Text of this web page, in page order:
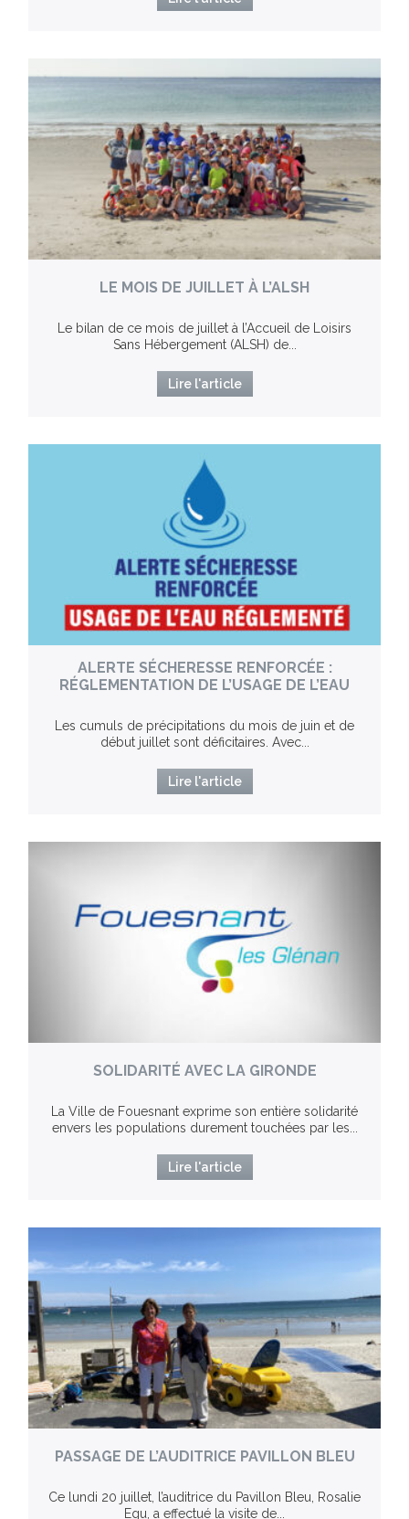
LE MOIS DE JUILLET À L’ALSH
Le bilan de ce mois de juillet à l’Accueil de Loisirs
Sans Hébergement (ALSH) de...
Lire l'article
ALERTE SÉCHERESSE RENFORCÉE :
RÉGLEMENTATION DE L’USAGE DE L’EAU
Les cumuls de précipitations du mois de juin et de
début juillet sont déficitaires. Avec...
Lire l'article
SOLIDARITÉ AVEC LA GIRONDE
La Ville de Fouesnant exprime son entière solidarité
envers les populations durement touchées par les...
Lire l'article
PASSAGE DE L’AUDITRICE PAVILLON BLEU
Ce lundi 20 juillet, l’auditrice du Pavillon Bleu, Rosalie
Egu, a effectué la visite de...